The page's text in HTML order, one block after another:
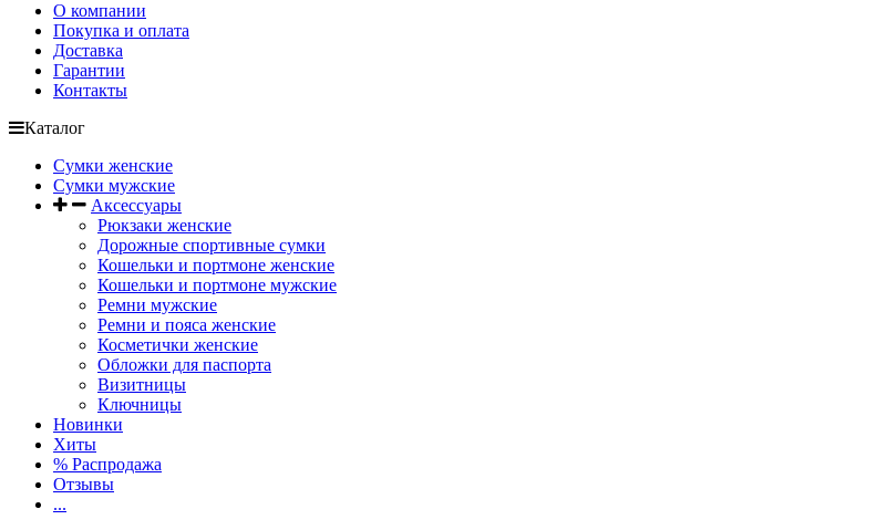
О компании
Покупка и оплата
Доставка
Гарантии
Контакты
Каталог
Сумки женские
Сумки мужские
Аксессуары
Рюкзаки женские
Дорожные спортивные сумки
Кошельки и портмоне женские
Кошельки и портмоне мужские
Ремни мужские
Ремни и пояса женские
Косметички женские
Обложки для паспорта
Визитницы
Ключницы
Новинки
Хиты
% Распродажа
Отзывы
...